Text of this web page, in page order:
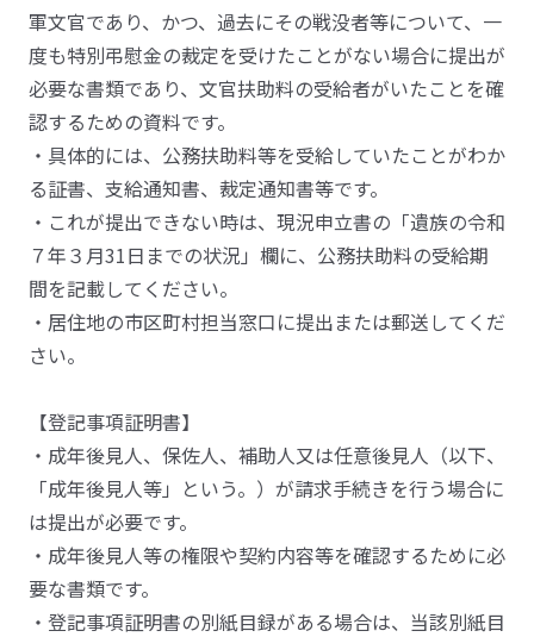
軍文官であり、かつ、過去にその戦没者等について、一
度も特別弔慰金の裁定を受けたことがない場合に提出が
必要な書類であり、文官扶助料の受給者がいたことを確
認するための資料です。
・具体的には、公務扶助料等を受給していたことがわか
る証書、支給通知書、裁定通知書等です。
・これが提出できない時は、現況申立書の「遺族の令和
７年３月31日までの状況」欄に、公務扶助料の受給期
間を記載してください。
・居住地の市区町村担当窓口に提出または郵送してくだ
さい。
【登記事項証明書】
・成年後見人、保佐人、補助人又は任意後見人（以下、
「成年後見人等」という。）が請求手続きを行う場合に
は提出が必要です。
・成年後見人等の権限や契約内容等を確認するために必
要な書類です。
・登記事項証明書の別紙目録がある場合は、当該別紙目